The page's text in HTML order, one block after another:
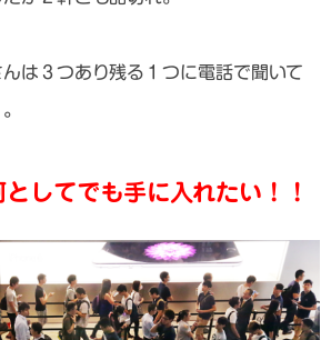
は３つあり残る１つに電話で聞いて
してでも手に入れたい！！